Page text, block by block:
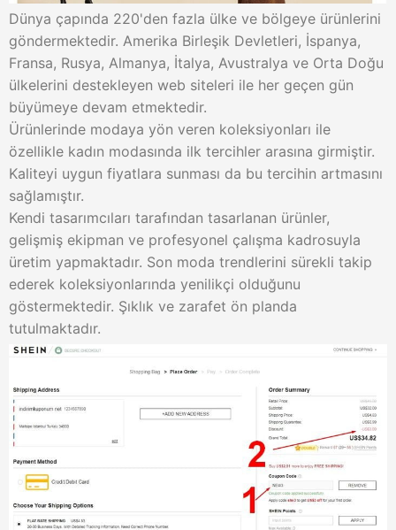
Dünya çapında 220'den fazla ülke ve bölgeye ürünlerini
göndermektedir. Amerika Birleşik Devletleri, İspanya,
Fransa, Rusya, Almanya, İtalya, Avustralya ve Orta Doğu
ülkelerini destekleyen web siteleri ile her geçen gün
büyümeye devam etmektedir.
Ürünlerinde modaya yön veren koleksiyonları ile
özellikle kadın modasında ilk tercihler arasına girmiştir.
Kaliteyi uygun fiyatlara sunması da bu tercihin artmasını
sağlamıştır.
Kendi tasarımcıları tarafından tasarlanan ürünler,
gelişmiş ekipman ve profesyonel çalışma kadrosuyla
üretim yapmaktadır. Son moda trendlerini sürekli takip
ederek koleksiyonlarında yenilikçi olduğunu
göstermektedir. Şıklık ve zarafet ön planda
tutulmaktadır.